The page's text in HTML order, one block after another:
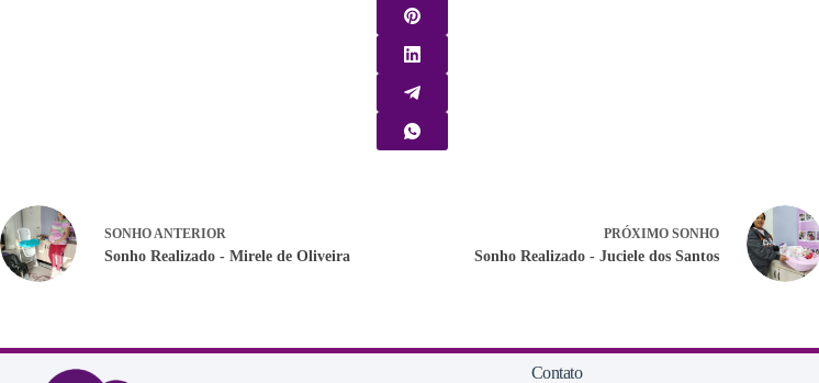
SONHO ANTERIOR
Sonho Realizado - Mirele de Oliveira
PRÓXIMO SONHO
Sonho Realizado - Juciele dos Santos
Contato